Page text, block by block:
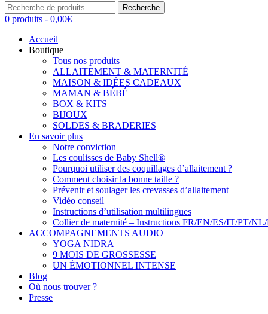
Recherche
pour :
Recherche
0 produits - 0,00€
Accueil
Boutique
Tous nos produits
ALLAITEMENT & MATERNITÉ
MAISON & IDÉES CADEAUX
MAMAN & BÉBÉ
BOX & KITS
BIJOUX
SOLDES & BRADERIES
En savoir plus
Notre conviction
Les coulisses de Baby Shell®
Pourquoi utiliser des coquillages d’allaitement ?
Comment choisir la bonne taille ?
Prévenir et soulager les crevasses d’allaitement
Vidéo conseil
Instructions d’utilisation multilingues
Collier de maternité – Instructions FR/EN/ES/IT/PT/
ACCOMPAGNEMENTS AUDIO
YOGA NIDRA
9 MOIS DE GROSSESSE
UN ÉMOTIONNEL INTENSE
Blog
Où nous trouver ?
Presse